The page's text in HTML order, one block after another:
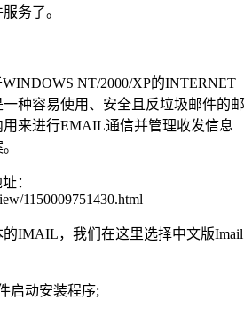
务了。
NT/2000/XP的INTERNET
种容易使用、安全且反垃圾邮件的邮
来进行EMAIL通信并管理收发信息
：
1150009751430.html
IMAIL，我们在这里选择中文版Imail
启动安装程序;